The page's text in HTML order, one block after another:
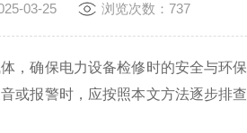
03-25 浏览次数：737
，确保电力设备检修时的安全与环
或报警时，应按照本文方法逐步排